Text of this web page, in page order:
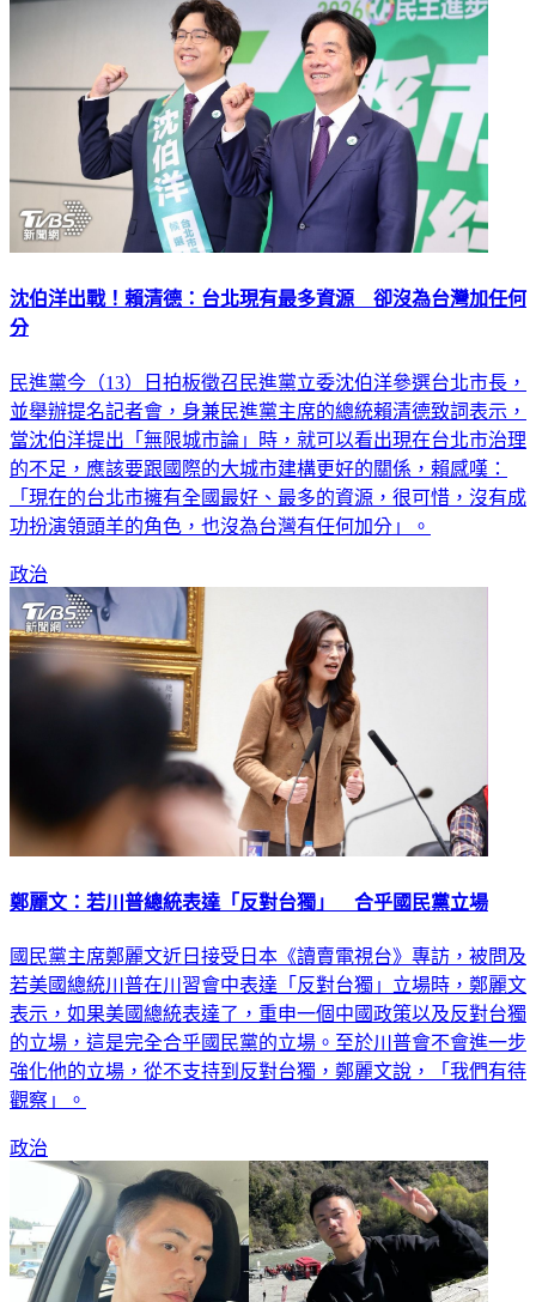
沈伯洋出戰！賴清德：台北現有最多資源 卻沒為台灣加任何
分
民進黨今（13）日拍板徵召民進黨立委沈伯洋參選台北市長，
並舉辦提名記者會，身兼民進黨主席的總統賴清德致詞表示，
當沈伯洋提出「無限城市論」時，就可以看出現在台北市治理
的不足，應該要跟國際的大城市建構更好的關係，賴感嘆：
「現在的台北市擁有全國最好、最多的資源，很可惜，沒有成
功扮演領頭羊的角色，也沒為台灣有任何加分」。
政治
鄭麗文：若川普總統表達「反對台獨」 合乎國民黨立場
國民黨主席鄭麗文近日接受日本《讀賣電視台》專訪，被問及
若美國總統川普在川習會中表達「反對台獨」立場時，鄭麗文
表示，如果美國總統表達了，重申一個中國政策以及反對台獨
的立場，這是完全合乎國民黨的立場。至於川普會不會進一步
強化他的立場，從不支持到反對台獨，鄭麗文說，「我們有待
觀察」。
政治